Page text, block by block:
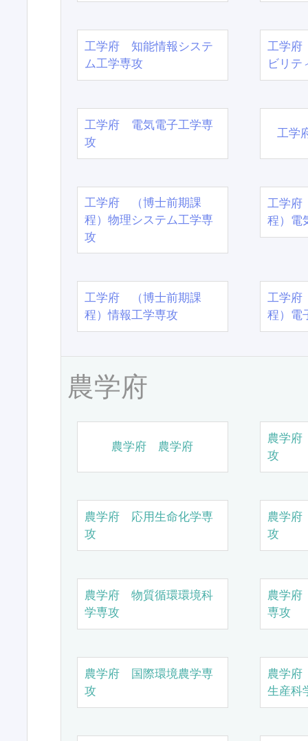
工学府 知能情報システ
ム工学専攻
工学府
ビリテ
工学府 電気電子工学専
攻
工学
工学府 （博士前期課
程）物理システム工学専
攻
工学
程）電
工学府 （博士前期課
程）情報工学専攻
工学
程）電
農学府
農学府 農学府
農学
攻
農学府 応用生命化学専
攻
農学
攻
農学府 物質循環環境科
学専攻
農学
専攻
農学府 国際環境農学専
攻
農学
生産科